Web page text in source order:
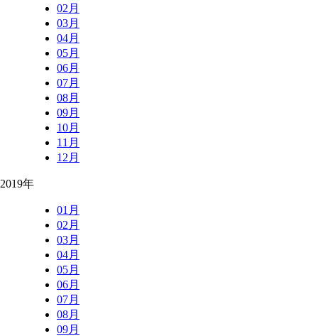
02月
03月
04月
05月
06月
07月
08月
09月
10月
11月
12月
2019年
01月
02月
03月
04月
05月
06月
07月
08月
09月